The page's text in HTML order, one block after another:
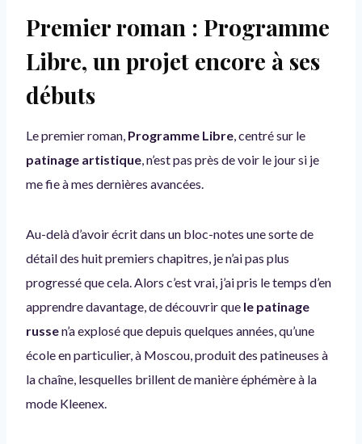
Premier roman : Programme
Libre, un projet encore à ses
débuts
Le premier roman, Programme Libre, centré sur le
patinage artistique, n’est pas près de voir le jour si je
me fie à mes dernières avancées.
Au-delà d’avoir écrit dans un bloc-notes une sorte de
détail des huit premiers chapitres, je n’ai pas plus
progressé que cela. Alors c’est vrai, j’ai pris le temps d’en
apprendre davantage, de découvrir que le patinage
russen’a explosé que depuis quelques années, qu’une
école en particulier, à Moscou, produit des patineuses à
la chaîne, lesquelles brillent de manière éphémère à la
mode Kleenex.